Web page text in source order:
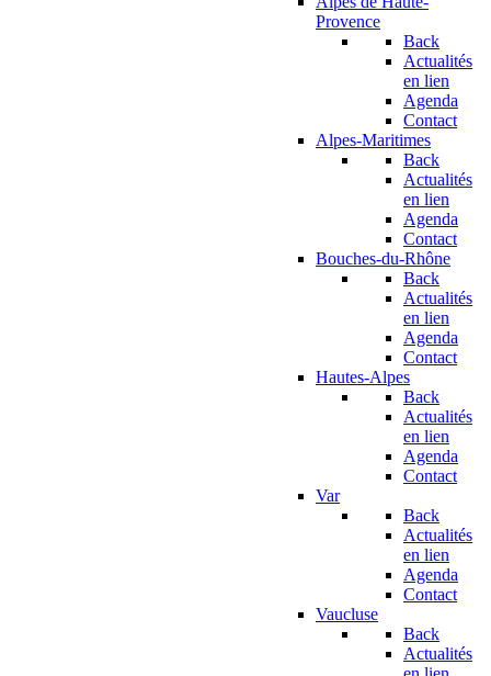
Provence
Back
Actualités
en lien
Agenda
Contact
Alpes-Maritimes
Back
Actualités
en lien
Agenda
Contact
Bouches-du-Rhône
Back
Actualités
en lien
Agenda
Contact
Hautes-Alpes
Back
Actualités
en lien
Agenda
Contact
Var
Back
Actualités
en lien
Agenda
Contact
Vaucluse
Back
Actualités